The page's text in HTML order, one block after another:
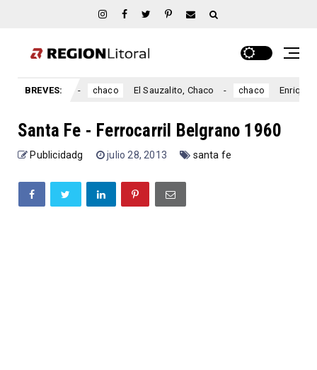
BREVES:
Chaco chaco El Sauzalito, Chaco chaco Enrique Urien,
Santa Fe - Ferrocarril Belgrano 1960
Publicidadg julio 28, 2013 santa fe